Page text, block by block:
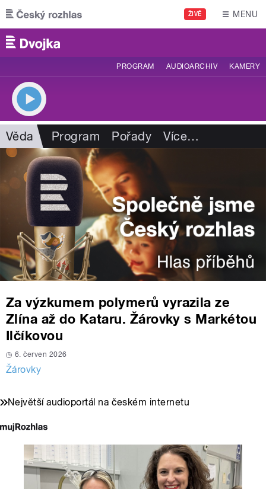
Přejít k hlavnímu obsahu
ŽIVĚ MENU
PROGRAM AUDIOARCHIV KAMERY
Věda Program Pořady Více…
Za výzkumem polymerů vyrazila ze
Zlína až do Kataru. Žárovky s Markétou
Ilčíkovou
6. červen 2026
Žárovky
Největší audioportál na českém internetu